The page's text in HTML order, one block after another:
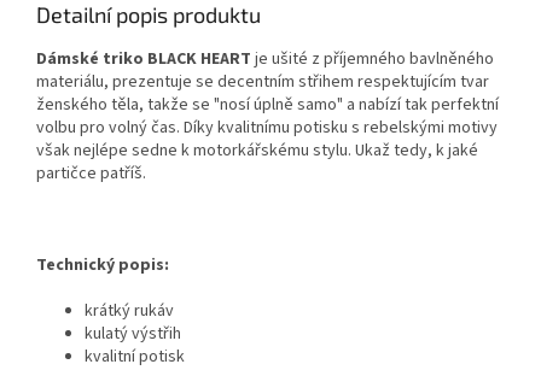
Detailní popis produktu
Dámské triko BLACK HEART je ušité z příjemného bavlněného
materiálu, prezentuje se decentním střihem respektujícím tvar
ženského těla, takže se "nosí úplně samo" a nabízí tak perfektní
volbu pro volný čas. Díky kvalitnímu potisku s rebelskými motivy
však nejlépe sedne k motorkářskému stylu. Ukaž tedy, k jaké
partičce patříš.
Technický popis:
krátký rukáv
kulatý výstřih
kvalitní potisk